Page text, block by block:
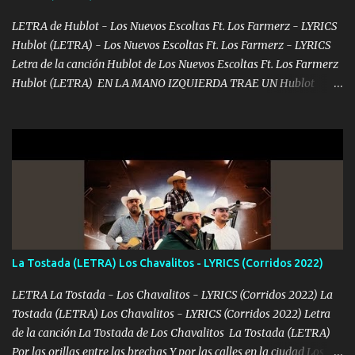
borracho me animo a decirte todo y puedo describirlo mucho que
me encantes Decirte que me siento muy feliz y emocionado por
tenerte aquí espero que quiera...
LETRA de Hublot - Los Nuevos Escoltas Ft. Los Farmerz - LYRICS
Hublot (LETRA) - Los Nuevos Escoltas Ft. Los Farmerz - LYRICS
Letra de la canción Hublot de Los Nuevos Escoltas Ft. Los Farmerz
Hublot (LETRA) EN LA MANO IZQUIERDA TRAE UN Hublot
LLEGO EL MANDADO TODO COMPLETITO TODAVÍA LLEGO
ESTAMPADO ♦️🔷♦️ TRES O CUATRO DÍAS PA DESAFANARLO OTRO
MESECITO VAYA ALISTANDO PURO BILLETITO DEL FRANKIE
MANDAMOS HACE MUCHO BULTO LAS CARAS DEL JACKSON♦️
PAGO AL CONTADO Y NO DEJO NINGÚN RASTRO SE MUEVEN
LAS PACAS LAS LIGAS VAMOS TRONANDO♦️🔷♦️♦️🔷 YO NO MUEVO
MOTA SOLO LA FUMAMOS DONDE SE ME ANTOJA UN GALLO
FORJAMOS ESTOY BIEN CONECTADO Y GENTE TRAIGO AL
MANDO YA DIJE MI NOMBRE Y NI CUENTA SE HAN DADO♦️🔷
CON CUIDADO Y PRECAVIDO ME LA PASÓ CON LOS GRING0S
HAY QUE SER DISIMULADO 🔷♦️🔷 MÚSICA 🍀💶🍀💶💵💶🍀💶🍀💶
La Tostada (LETRA) Los Chavalitos - LYRICS (Corridos 2022)
LETRA La Tostada - Los Chavalitos - LYRICS (Corridos 2022) La
Tostada (LETRA) Los Chavalitos - LYRICS (Corridos 2022) Letra
de la canción La Tostada de Los Chavalitos La Tostada (LETRA)
Por las orillas entre las brechas Y por las calles en la ciudad Los